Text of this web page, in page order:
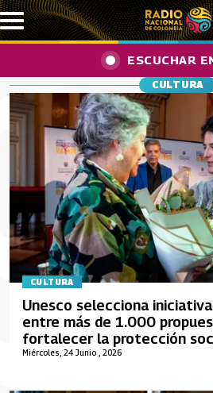
Pasar al contenido principal
ESCUCHAR
CULTURA
CULTURA
Miércoles, 24 Junio , 2026
Unesco selecciona
entre más de 1.000
fortalecer la protección
trabajadores culturales